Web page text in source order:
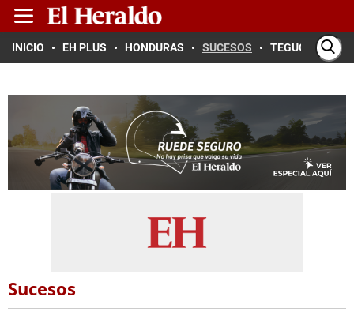
INICIO EH PLUS HONDURAS SUCESOS TEGUCIGALPA
Sucesos